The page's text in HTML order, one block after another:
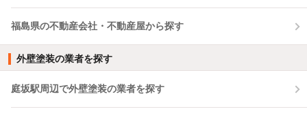
福島県の不動産会社・不動産屋から探す
外壁塗装の業者を探す
庭坂駅周辺で外壁塗装の業者を探す